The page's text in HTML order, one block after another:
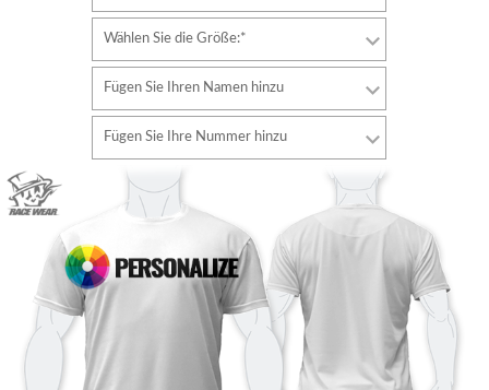
Wählen Sie die Größe:*
Fügen Sie Ihren Namen hinzu
Schriftfarbe
Konturfarbe
Keine kontur
Fügen Sie Ihre Nummer hinzu
Schriftart
Stil
Schriftfarbe
Konturfarbe